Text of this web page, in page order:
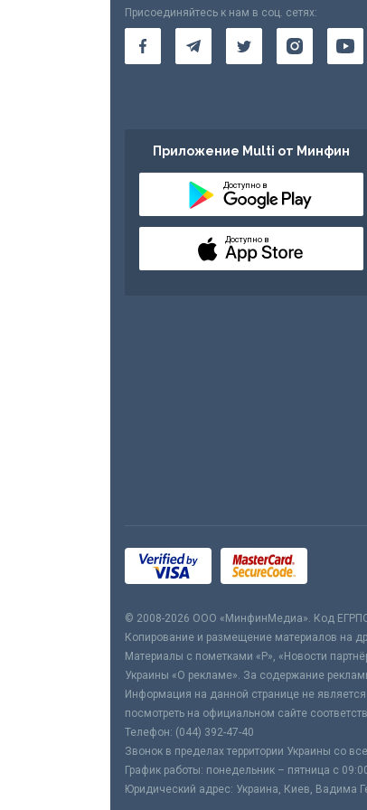
Присоединяйтесь к нам в соц. сетях:
Приложение Multi от Минфин
Доступно в
Доступно в
© 2008-2026 ООО «МинфинМедиа». Код
Копирование и размещение материалов на
Материалы с пометками «Р», «Новости
Украины «О рекламе». За содержание
Информация на данной странице не
посмотреть на официальном сайте
Телефон: (044) 392-47-40
Звонок в пределах территории Украины со
График работы: понедельник – пятница с
Юридический адрес: Украина, Киев, Вадима